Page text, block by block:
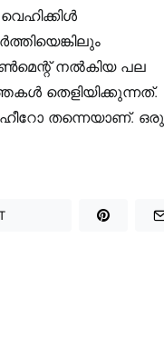
നല്‍കിയ പല
തെളിയിക്കുന്നത്.
ഹീറോ തന്നെയാണ്. ഒരു